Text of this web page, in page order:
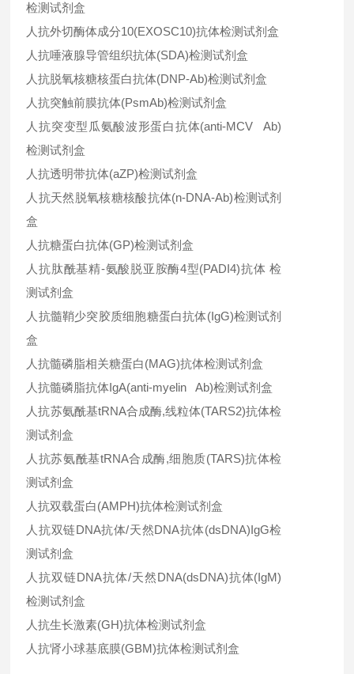
检测试剂盒
人抗外切酶体成分10(EXOSC10)抗体检测试剂盒
人抗唾液腺导管组织抗体(SDA)检测试剂盒
人抗脱氧核糖核蛋白抗体(DNP-Ab)检测试剂盒
人抗突触前膜抗体(PsmAb)检测试剂盒
人抗突变型瓜氨酸波形蛋白抗体(anti-MCV Ab)
检测试剂盒
人抗透明带抗体(aZP)检测试剂盒
人抗天然脱氧核糖核酸抗体(n-DNA-Ab)检测试剂
盒
人抗糖蛋白抗体(GP)检测试剂盒
人抗肽酰基精-氨酸脱亚胺酶4型(PADI4)抗体 检
测试剂盒
人抗髓鞘少突胶质细胞糖蛋白抗体(IgG)检测试剂
盒
人抗髓磷脂相关糖蛋白(MAG)抗体检测试剂盒
人抗髓磷脂抗体IgA(anti-myelin Ab)检测试剂盒
人抗苏氨酰基tRNA合成酶,线粒体(TARS2)抗体检
测试剂盒
人抗苏氨酰基tRNA合成酶,细胞质(TARS)抗体检
测试剂盒
人抗双载蛋白(AMPH)抗体检测试剂盒
人抗双链DNA抗体/天然DNA抗体(dsDNA)IgG检
测试剂盒
人抗双链DNA抗体/天然DNA(dsDNA)抗体(IgM)
检测试剂盒
人抗生长激素(GH)抗体检测试剂盒
人抗肾小球基底膜(GBM)抗体检测试剂盒